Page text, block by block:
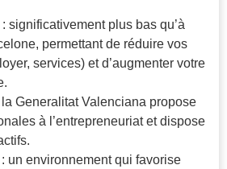
significativement plus bas qu’à
permettant de réduire vos
services) et d’augmenter votre
la Generalitat Valenciana propose
à l’entrepreneuriat et dispose
un environnement qui favorise